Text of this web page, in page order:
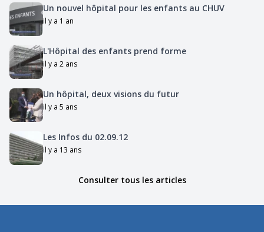
Un nouvel hôpital pour les enfants au CHUV
il y a 1 an
L'Hôpital des enfants prend forme
il y a 2 ans
Un hôpital, deux visions du futur
il y a 5 ans
Les Infos du 02.09.12
il y a 13 ans
Consulter tous les articles